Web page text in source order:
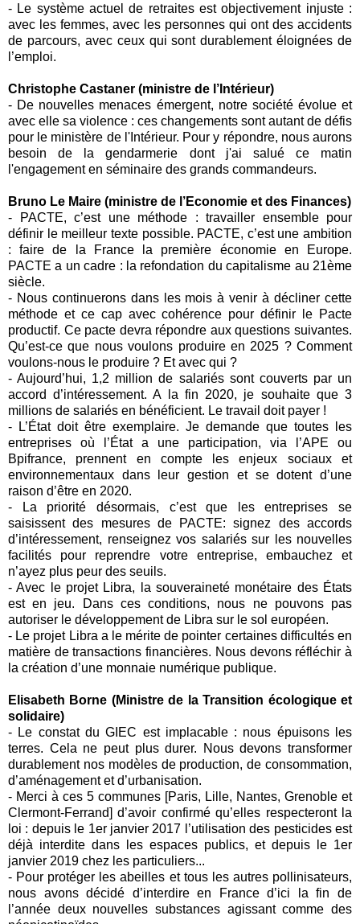
- Le système actuel de retraites est objectivement injuste :
avec les femmes, avec les personnes qui ont des accidents
de parcours, avec ceux qui sont durablement éloignées de
l’emploi.
Christophe Castaner (ministre de l’Intérieur)
- De nouvelles menaces émergent, notre société évolue et
avec elle sa violence : ces changements sont autant de défis
pour le ministère de l'Intérieur. Pour y répondre, nous aurons
besoin de la gendarmerie dont j'ai salué ce matin
l'engagement en séminaire des grands commandeurs.
Bruno Le Maire (ministre de l’Economie et des Finances)
- PACTE, c’est une méthode : travailler ensemble pour
définir le meilleur texte possible. PACTE, c’est une ambition
: faire de la France la première économie en Europe.
PACTE a un cadre : la refondation du capitalisme au 21ème
siècle.
- Nous continuerons dans les mois à venir à décliner cette
méthode et ce cap avec cohérence pour définir le Pacte
productif. Ce pacte devra répondre aux questions suivantes.
Qu’est-ce que nous voulons produire en 2025 ? Comment
voulons-nous le produire ? Et avec qui ?
- Aujourd’hui, 1,2 million de salariés sont couverts par un
accord d’intéressement. A la fin 2020, je souhaite que 3
millions de salariés en bénéficient. Le travail doit payer !
- L’État doit être exemplaire. Je demande que toutes les
entreprises où l’État a une participation, via l’APE ou
Bpifrance, prennent en compte les enjeux sociaux et
environnementaux dans leur gestion et se dotent d’une
raison d’être en 2020.
- La priorité désormais, c’est que les entreprises se
saisissent des mesures de PACTE: signez des accords
d’intéressement, renseignez vos salariés sur les nouvelles
facilités pour reprendre votre entreprise, embauchez et
n’ayez plus peur des seuils.
- Avec le projet Libra, la souveraineté monétaire des États
est en jeu. Dans ces conditions, nous ne pouvons pas
autoriser le développement de Libra sur le sol européen.
- Le projet Libra a le mérite de pointer certaines difficultés en
matière de transactions financières. Nous devons réfléchir à
la création d’une monnaie numérique publique.
Elisabeth Borne (Ministre de la Transition écologique et
solidaire)
- Le constat du GIEC est implacable : nous épuisons les
terres. Cela ne peut plus durer. Nous devons transformer
durablement nos modèles de production, de consommation,
d’aménagement et d’urbanisation.
- Merci à ces 5 communes [Paris, Lille, Nantes, Grenoble et
Clermont-Ferrand] d’avoir confirmé qu’elles respecteront la
loi : depuis le 1er janvier 2017 l’utilisation des pesticides est
déjà interdite dans les espaces publics, et depuis le 1er
janvier 2019 chez les particuliers...
- Pour protéger les abeilles et tous les autres pollinisateurs,
nous avons décidé d’interdire en France d’ici la fin de
l’année deux nouvelles substances agissant comme des